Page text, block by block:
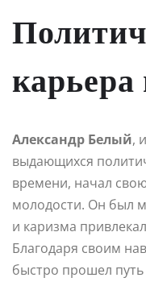
Александр Белый,
выдающихся
времени, начал
молодости. Он был
и каризма
Благодаря своим
быстро прошел путь